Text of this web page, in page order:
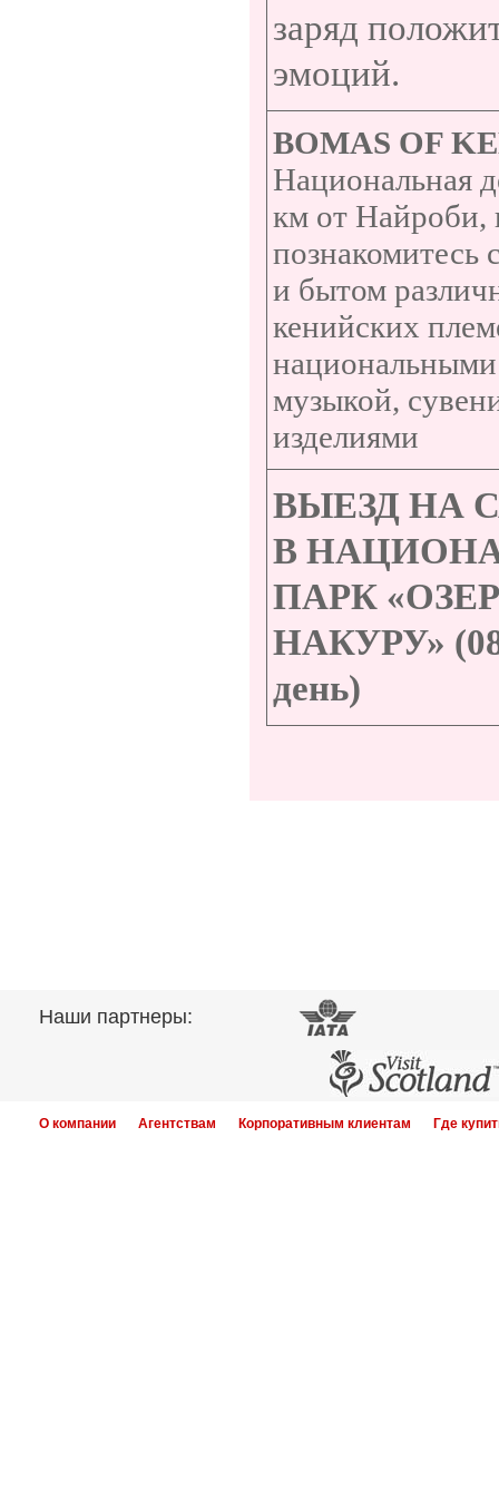
заряд
эмоций.
BOMAS OF
Национальная
км от Найроби,
познакомитесь
и бытом
кенийских
музыкой,
изделиями
ВЫЕЗД НА
В
ПАРК
НАКУРУ»
день)
Наши партнеры:
О компании Агентствам Корпоративным клиентам Где